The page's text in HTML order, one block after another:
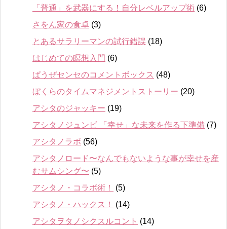
「普通」を武器にする！自分レベルアップ術 (6)
さをん家の食卓 (3)
とあるサラリーマンの試行錯誤 (18)
はじめての瞑想入門 (6)
ぱうぜセンセのコメントボックス (48)
ぼくらのタイムマネジメントストーリー (20)
アシタのジャッキー (19)
アシタノジュンビ 「幸せ」な未来を作る下準備 (7)
アシタノラボ (56)
アシタノロード〜なんでもないような事が幸せを産
むサムシング〜 (5)
アシタノ・コラボ術！
(5)
アシタノ・ハックス！
(14)
アシタヲタノシクスルコント (14)